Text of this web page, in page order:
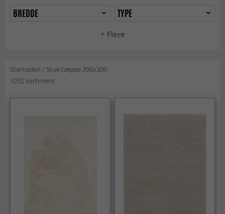
+ Flere
BREDDE
TYPE
Startsiden / Stue tæppe 200x300
1052 sortiment